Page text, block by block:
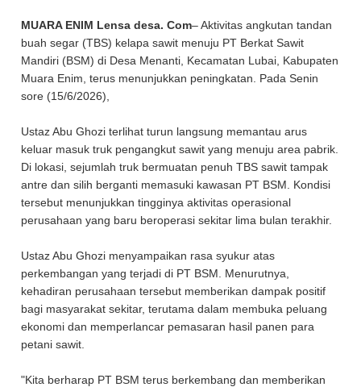
MUARA ENIM Lensa desa. Com– Aktivitas angkutan tandan
buah segar (TBS) kelapa sawit menuju PT Berkat Sawit
Mandiri (BSM) di Desa Menanti, Kecamatan Lubai, Kabupaten
Muara Enim, terus menunjukkan peningkatan. Pada Senin
sore (15/6/2026),
Ustaz Abu Ghozi terlihat turun langsung memantau arus
keluar masuk truk pengangkut sawit yang menuju area pabrik.
Di lokasi, sejumlah truk bermuatan penuh TBS sawit tampak
antre dan silih berganti memasuki kawasan PT BSM. Kondisi
tersebut menunjukkan tingginya aktivitas operasional
perusahaan yang baru beroperasi sekitar lima bulan terakhir.
Ustaz Abu Ghozi menyampaikan rasa syukur atas
perkembangan yang terjadi di PT BSM. Menurutnya,
kehadiran perusahaan tersebut memberikan dampak positif
bagi masyarakat sekitar, terutama dalam membuka peluang
ekonomi dan memperlancar pemasaran hasil panen para
petani sawit.
"Kita berharap PT BSM terus berkembang dan memberikan